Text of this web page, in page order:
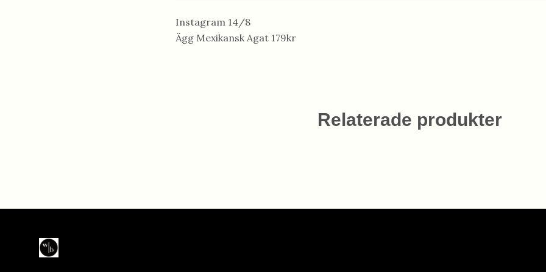
Instagram 14/8
Ägg Mexikansk Agat 179kr
Relaterade produkter